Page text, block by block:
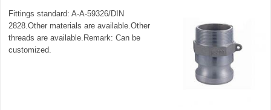
Fittings standard: A-A-59326/DIN
2828.Other materials are available.Other
threads are available.Remark: Can be
customized.